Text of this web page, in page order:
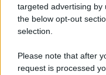
targeted advertising by
the below opt-out
selection.
Please note that after
request is processed
di Redazione